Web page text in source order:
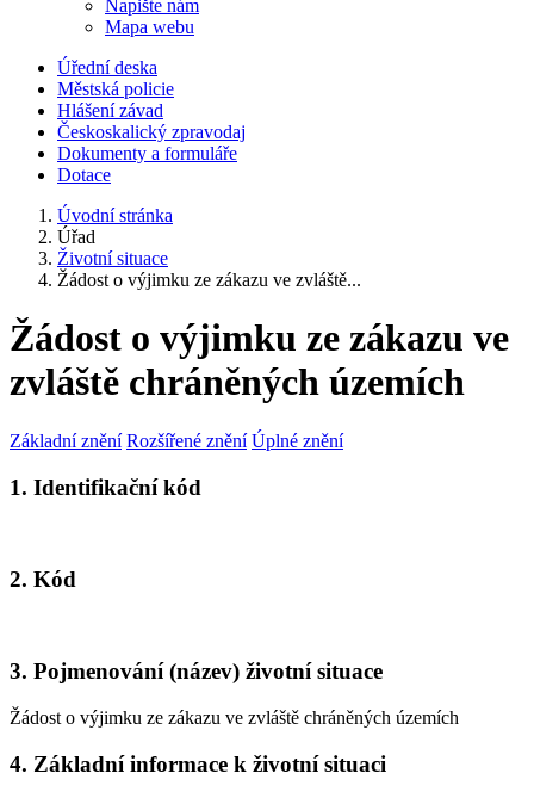
Napište nám
Mapa webu
Úřední deska
Městská policie
Hlášení závad
Českoskalický zpravodaj
Dokumenty a formuláře
Dotace
Úvodní stránka
Úřad
Životní situace
Žádost o výjimku ze zákazu ve zvláště...
Žádost o výjimku ze zákazu ve
zvláště chráněných územích
Základní znění Rozšířené znění Úplné znění
1. Identifikační kód
2. Kód
3. Pojmenování (název) životní situace
Žádost o výjimku ze zákazu ve zvláště chráněných územích
4. Základní informace k životní situaci